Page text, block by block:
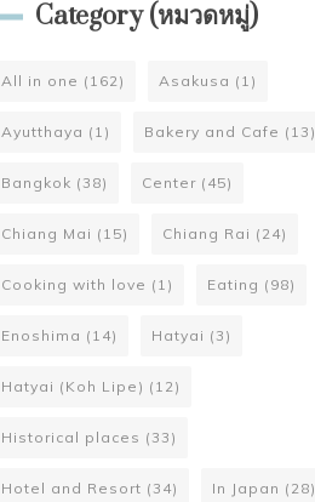
Category (หมวดหมู่)
All in one (162) Asakusa (1)
Ayutthaya (1) Bakery and Cafe (13)
Bangkok (38) Center(45)
Chiang Mai (15) Chiang Rai (24)
Cooking with love (1) Eating (98)
Enoshima (14) Hatyai (3)
Hatyai (Koh Lipe) (12)
Historical places (33)
Hotel and Resort (34) In Japan (28)